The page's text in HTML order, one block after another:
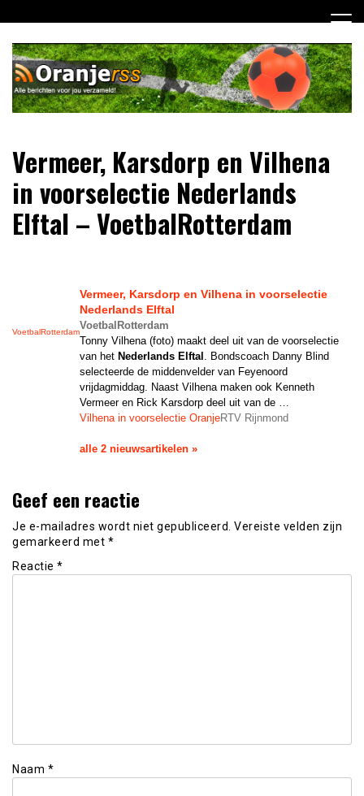
naar
inhoud
Oranje RSS
niets meer van het Nederlands Elftal op weg naar het EK
2012!
Vermeer, Karsdorp en Vilhena
in voorselectie Nederlands
Elftal – VoetbalRotterdam
VoetbalRotterdam
Vermeer, Karsdorp en Vilhena in voorselectie
Nederlands Elftal
VoetbalRotterdam
Tonny Vilhena (foto) maakt deel uit van de voorselectie
van het Nederlands Elftal . Bondscoach Danny Blind
selecteerde de middenvelder van Feyenoord
vrijdagmiddag. Naast Vilhena maken ook Kenneth
Vermeer en Rick Karsdorp deel uit van de …
Vilhena in voorselectie OranjeRTV Rijnmond
alle 2 nieuwsartikelen »
Geef een reactie
Je e-mailadres wordt niet gepubliceerd. Vereiste velden zijn
gemarkeerd met *
Reactie *
Naam *